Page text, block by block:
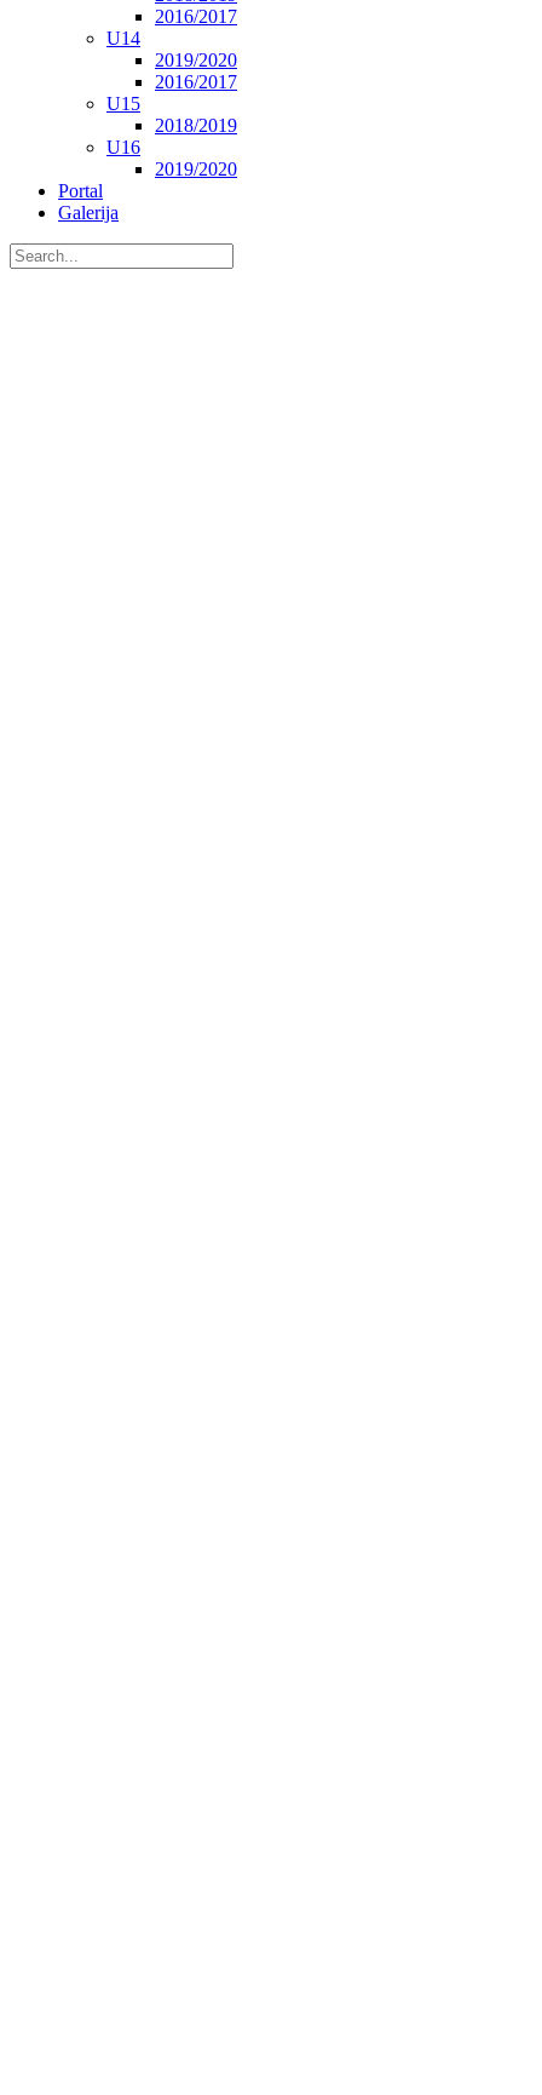
2016/2017
U14
2019/2020
2016/2017
U15
2018/2019
U16
2019/2020
Portal
Galerija